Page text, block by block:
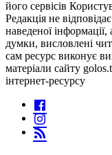
його сервісів
Редакція не
наведеної
думки, висловлені
сам ресурс виконує
матеріали сайту
інтернет-ресурсу